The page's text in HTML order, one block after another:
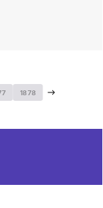
1878